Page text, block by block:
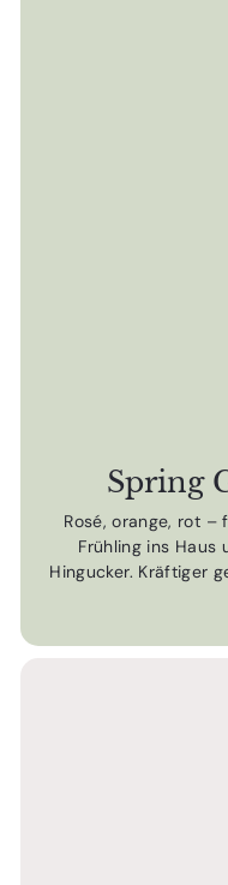
Spring
Rosé, orange, rot –
Frühling ins Haus
Hingucker. Kräftiger